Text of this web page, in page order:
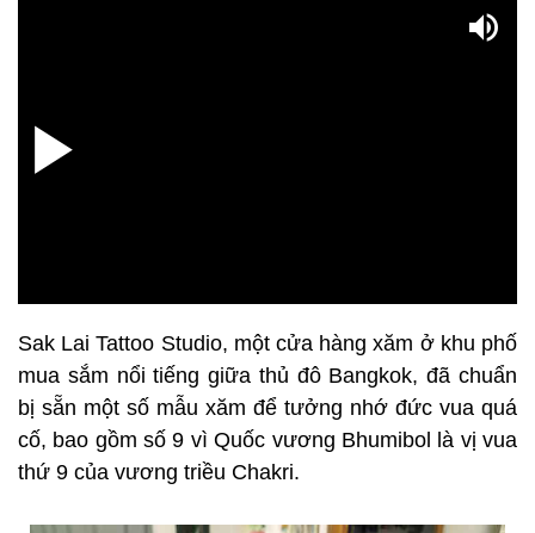
Sak Lai Tattoo Studio, một cửa hàng xăm ở khu phố
mua sắm nổi tiếng giữa thủ đô Bangkok, đã chuẩn
bị sẵn một số mẫu xăm để tưởng nhớ đức vua quá
cố, bao gồm số 9 vì Quốc vương Bhumibol là vị vua
thứ 9 của vương triều Chakri.